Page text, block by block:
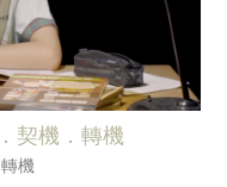
契機．轉機
機